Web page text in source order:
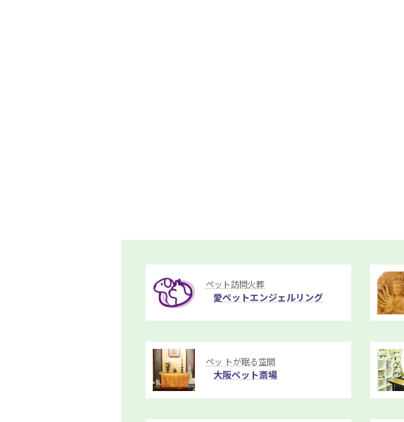
ペット訪問火葬
愛ペットエンジェルリング
ペッ トが眠る空間
大阪ペット斎場